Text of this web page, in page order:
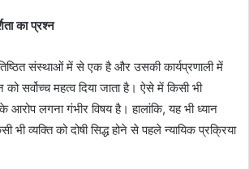
का प्रश्न
संस्थाओं में से एक है और उसकी कार्यप्रणाली में
को सर्वोच्च महत्व दिया जाता है। ऐसे में किसी भी
आरोप लगना गंभीर विषय है। हालांकि, यह भी ध्यान
व्यक्ति को दोषी सिद्ध होने से पहले न्यायिक प्रक्रिया